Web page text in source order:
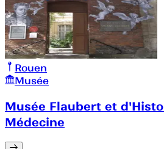
Rouen
Musée
Musée Flaubert et
Médecine